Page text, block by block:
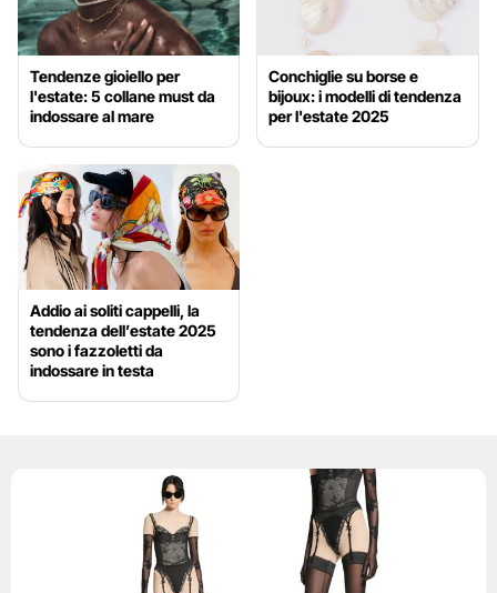
Tendenze gioiello per
l'estate: 5 collane must da
indossare al mare
Conchiglie su borse e
bijoux: i modelli di tendenza
per l'estate 2025
Addio ai soliti cappelli, la
tendenza dell’estate 2025
sono i fazzoletti da
indossare in testa